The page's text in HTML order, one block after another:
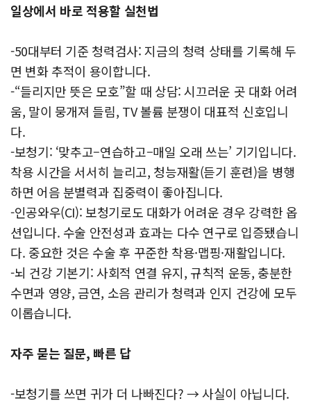
일상에서 바로 적용할 실천법
-50대부터 기준 청력검사: 지금의 청력 상태를 기록해 두
면 변화 추적이 용이합니다.
-“들리지만 뜻은 모호”할 때 상담: 시끄러운 곳 대화 어려
움, 말이 뭉개져 들림, TV 볼륨 분쟁이 대표적 신호입니
다.
-보청기: ‘맞추고–연습하고–매일 오래 쓰는’ 기기입니다.
착용 시간을 서서히 늘리고, 청능재활(듣기 훈련)을 병행
하면 어음 분별력과 집중력이 좋아집니다.
-인공와우(CI): 보청기로도 대화가 어려운 경우 강력한 옵
션입니다. 수술 안전성과 효과는 다수 연구로 입증됐습니
다. 중요한 것은 수술 후 꾸준한 착용·맵핑·재활입니다.
-뇌 건강 기본기: 사회적 연결 유지, 규칙적 운동, 충분한
수면과 영양, 금연, 소음 관리가 청력과 인지 건강에 모두
이롭습니다.
자주 묻는 질문, 빠른 답
-보청기를 쓰면 귀가 더 나빠진다? → 사실이 아닙니다.